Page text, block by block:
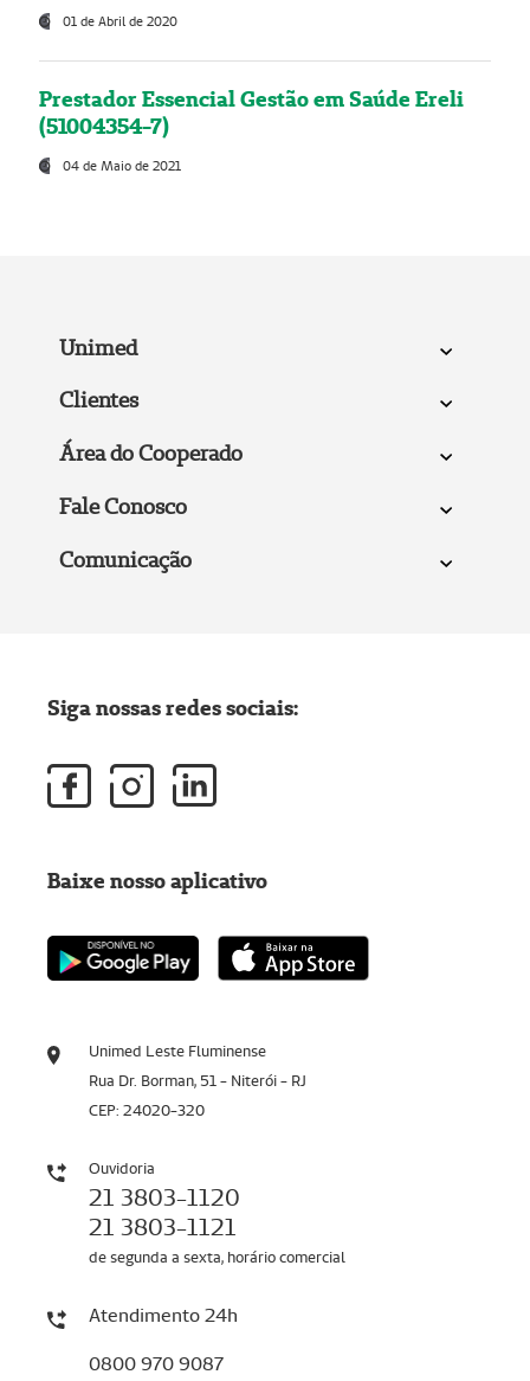
01 de Abril de 2020
Prestador Essencial Gestão em Saúde Ereli
(51004354-7)
04 de Maio de 2021
Unimed
Clientes
Área do Cooperado
Fale Conosco
Comunicação
Unimed Leste Fluminense
Rua Dr. Borman, 51 - Niterói - RJ
CEP: 24020-320
Ouvidoria
21 3803-1120
21 3803-1121
de segunda a sexta, horário comercial
Atendimento 24h
0800 970 9087
Siga nossas redes sociais:
Baixe nosso aplicativo